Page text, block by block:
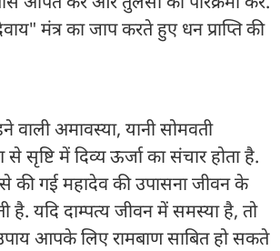
मंत्र का जाप करते हुए धन प्राप्ति की
वाली अमावस्या, यानी सोमवती
सृष्टि में दिव्य ऊर्जा का संचार होता है.
की गई महादेव की उपासना जीवन के
है. यदि दाम्पत्य जीवन में समस्या है, तो
आपके लिए रामबाण साबित हो सकते